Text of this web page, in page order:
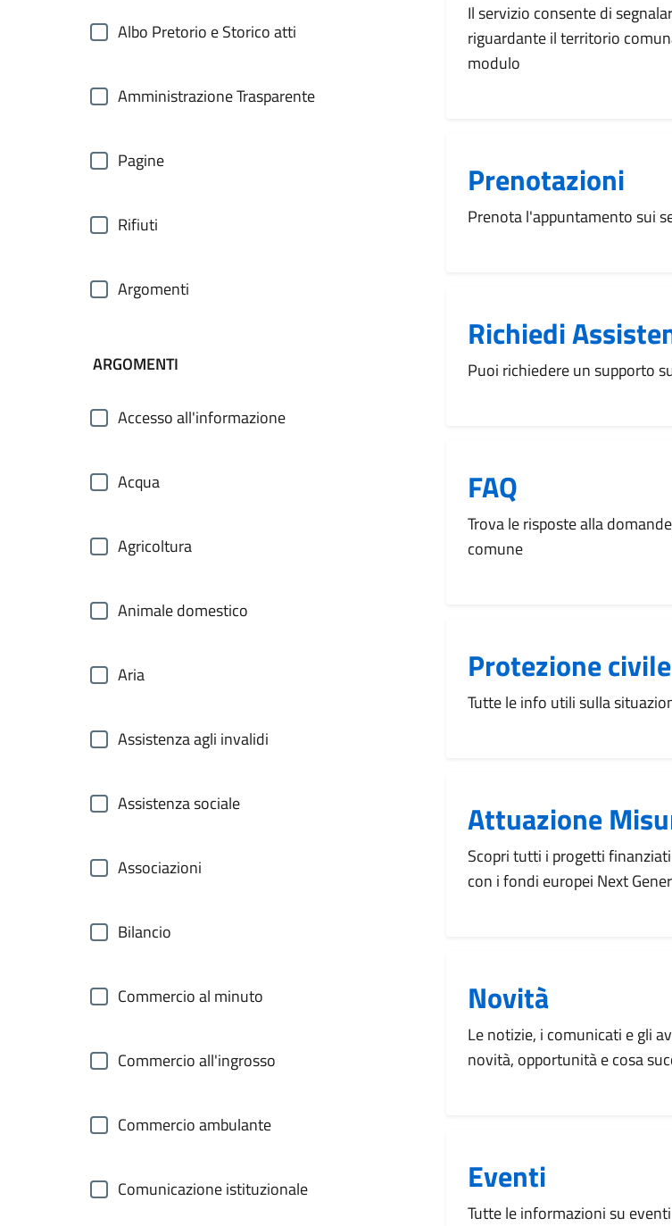
Albo Pretorio e Storico atti
Amministrazione Trasparente
Pagine
Rifiuti
Argomenti
ARGOMENTI
Accesso all'informazione
Acqua
Agricoltura
Animale domestico
Aria
Assistenza agli invalidi
Assistenza sociale
Associazioni
Bilancio
Commercio al minuto
Commercio all'ingrosso
Commercio ambulante
Comunicazione istituzionale
Il servizio consente di
riguardante il territorio
modulo
Prenotazioni
Prenota l'appuntamento sui
Richiedi
Puoi richiedere un supporto
FAQ
Trova le risposte alla
comune
Protezione civile
Tutte le info utili sulla
Attuazione
Scopri tutti i progetti
con i fondi europei Next
Novità
Le notizie, i comunicati e gli
novità, opportunità e cosa
Eventi
Tutte le informazioni su eventi